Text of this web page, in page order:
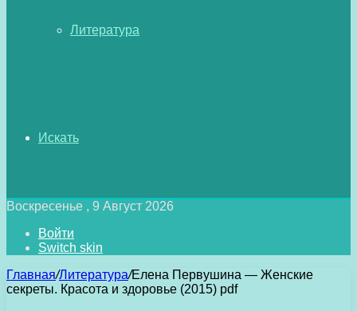
Литература
Искать
Воскресенье , 9 Август 2026
Войти
Switch skin
Главная/Литература/Елена Первушина — Женские
секреты. Красота и здоровье (2015) pdf